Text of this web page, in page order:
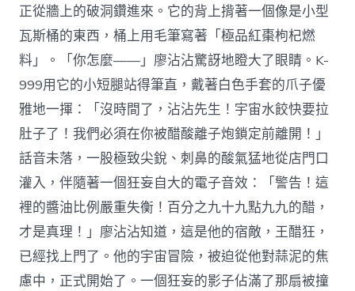
正從牆上的破洞鑽進來。它的背上揹著一個像是小型
瓦斯桶的東西，桶上用毛筆寫著「極品紅棗枸杞燃
料」。「你怎麼——」廖沾沾驚訝地瞪大了眼睛。K-
999用它的小短腿站得筆直，戴著白色手套的爪子優
雅地一揮：「沒時間了，沾沾先生！宇宙水餃快要拉
肚子了！我們必須在你被醋酸離子炮鎖定前離開！」
話音未落，一股極致尖銳、刺鼻的酸氣猛地從店門口
灌入，伴隨著一個狂妄自大的電子音效：「警告！這
裡的醬油比例嚴重失衡！百分之九十九點九九的醋，
才是真理！」廖沾沾知道，這是他的宿敵，王醋狂，
已經找上門了。他的宇宙冒險，被迫從他對蒜泥的焦
慮中，正式開始了。一個狂妄的影子佔滿了那扇被撞